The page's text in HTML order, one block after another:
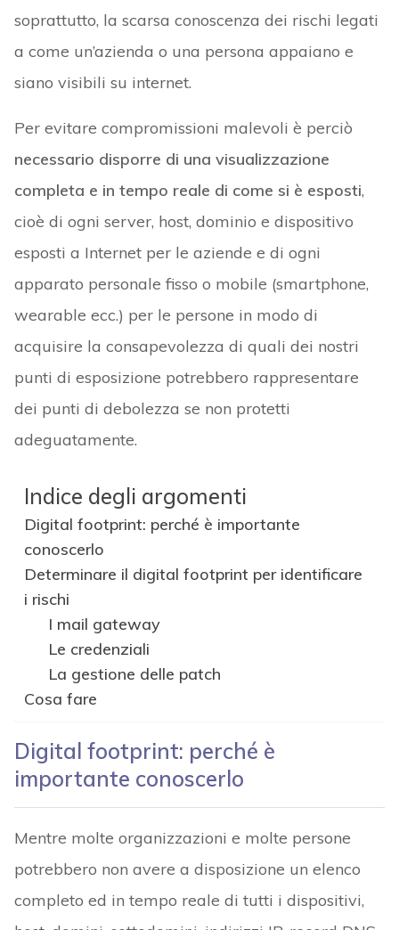
soprattutto, la scarsa conoscenza dei rischi legati
a come un’azienda o una persona appaiano e
siano visibili su internet.
Per evitare compromissioni malevoli è perciò
necessario disporre di una visualizzazione
completa e in tempo reale di come si è esposti,
cioè di ogni server, host, dominio e dispositivo
esposti a Internet per le aziende e di ogni
apparato personale fisso o mobile (smartphone,
wearable ecc.) per le persone in modo di
acquisire la consapevolezza di quali dei nostri
punti di esposizione potrebbero rappresentare
dei punti di debolezza se non protetti
adeguatamente.
Indice degli argomenti
Digital footprint: perché è importante
conoscerlo
Determinare il digital footprint per identificare
i rischi
I mail gateway
Le credenziali
La gestione delle patch
Cosa fare
Digital footprint: perché è
importante conoscerlo
Mentre molte organizzazioni e molte persone
potrebbero non avere a disposizione un elenco
completo ed in tempo reale di tutti i dispositivi,